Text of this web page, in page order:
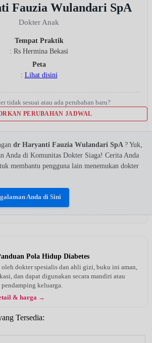
Fauzia Wulandari SpA
Dokter Anak
Tempat Praktik
: Rs Hermina Bekasi
Peta
: Lihat disini
tidak sesuai atau ada perubahan baru?
PERUBAHAN JADWAL
dr Haryanti Fauzia Wulandari SpA ? Yuk,
Anda di Komunitas Dokter Siaga! Cerita Anda
membantu pengguna lain menemukan dokter
Anda di Sini
Pola Hidup Diabetes
oleh dokter spesialis dan ahli gizi, buku ini aman,
dan dapat digunakan secara mandiri atau
pendamping keluarga.
& harga →
Tersedia: